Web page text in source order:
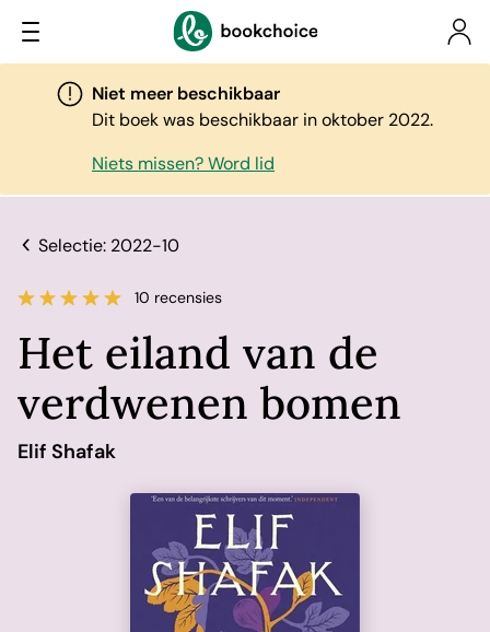
Niet meer beschikbaar
Dit boek was beschikbaar in oktober 2022.
Niets missen? Word lid
Selectie: 2022-10
10 recensies
Het eiland van de
verdwenen bomen
Elif Shafak